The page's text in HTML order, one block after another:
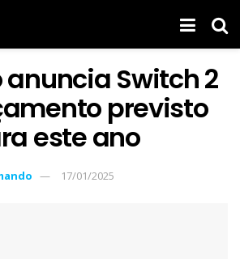
Switch 2
previsto
este ano
17/01/2025